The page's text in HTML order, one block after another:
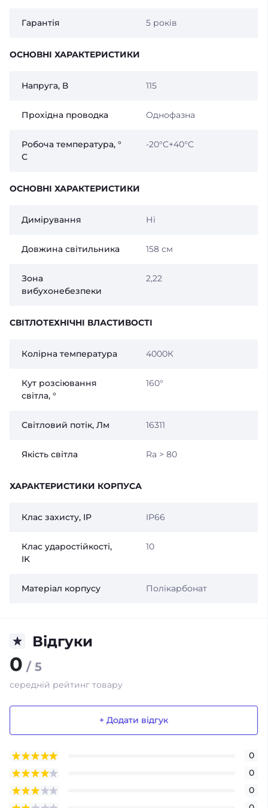
Гарантія 5 років
ОСНОВНІ ХАРАКТЕРИСТИКИ
Напруга, В 115
Прохідна проводка Однофазна
Робоча температура, °
С
-20°C+40°C
ОСНОВНІ ХАРАКТЕРИСТИКИ
Димірування Ні
Довжина світильника 158 см
Зона
вибухонебезпеки
2,22
СВІТЛОТЕХНІЧНІ ВЛАСТИВОСТІ
Колірна температура 4000К
Кут розсіювання
світла, °
160°
Світловий потік, Лм 16311
Якість світла Ra > 80
ХАРАКТЕРИСТИКИ КОРПУСА
Клас захисту, IP IP66
Клас ударостійкості,
IK
10
Матеріал корпусу Полікарбонат
Відгуки
0 / 5
середній рейтинг товару
+ Додати відгук
0
0
0